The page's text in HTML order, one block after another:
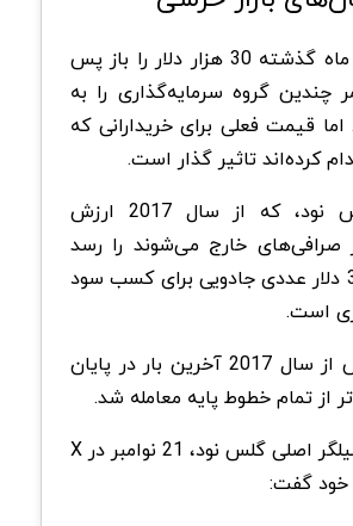
بیت کوین در ماه گذشته 30 هزار دلار را باز پس
چندین گروه سرمایه‌گذاری را به
اما قیمت فعلی برای خریدارانی که
کرده‌اند تاثیر گذار است.
به گفته گلس نود، که از سال 2017 ارزش
صرافی‌های خارج می‌شوند را رسد
می‌کند؛ 34700 دلار عددی جادویی برای کسب سود
است.
BTC/USD پس از سال 2017 آخرین بار در پایان
چک میت، تحلیلگر اصلی گلس نود، 21 نوامبر در X
خود گفت: